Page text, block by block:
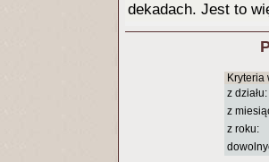
dekadach. Jest to
Kryteria
z działu:
z
z roku: